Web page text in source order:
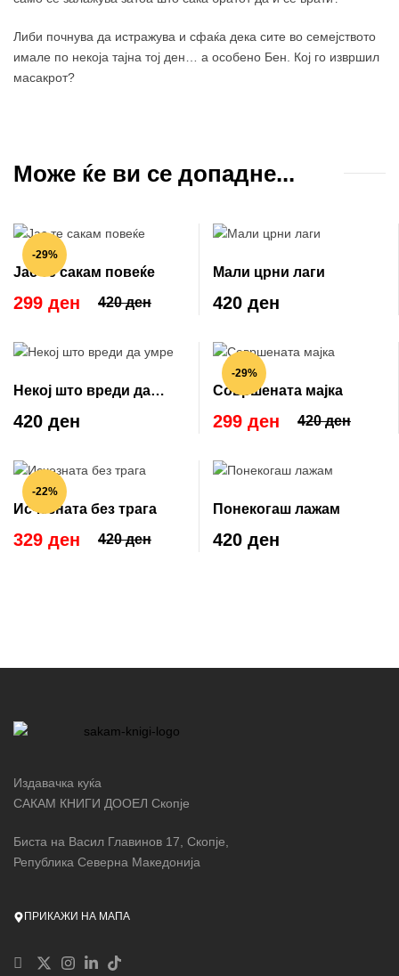
Либи почнува да истражува и сфаќа дека сите во семејството
имале по некоја тајна тој ден… а особено Бен. Кој го извршил
масакрот?
Може ќе ви се допадне...
-29%
Јас те сакам повеќе
420 ден
299 ден
Мали црни лаги
420 ден
Некој што вреди да
умре
420 ден
-29%
Совршената мајка
420 ден
299 ден
-22%
Исчезната без трага
420 ден
329 ден
Понекогаш лажам
420 ден
Издавачка куќа
САКАМ КНИГИ ДООЕЛ Скопје
Биста на Васил Главинов 17, Скопје,
Република Северна Македонија
ПРИКАЖИ НА МАПА